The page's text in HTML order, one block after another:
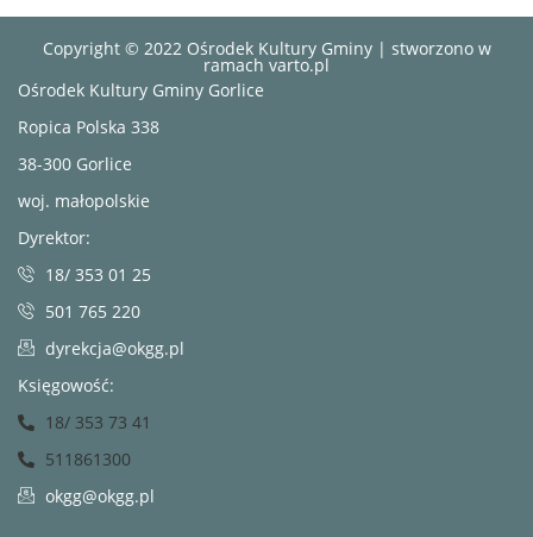
Copyright © 2022 Ośrodek Kultury Gminy | stworzono w
ramach varto.pl
Ośrodek Kultury Gminy Gorlice
Ropica Polska 338
38-300 Gorlice
woj. małopolskie
Dyrektor:
18/ 353 01 25
501 765 220
dyrekcja@okgg.pl
Księgowość:
18/ 353 73 41
511861300
okgg@okgg.pl